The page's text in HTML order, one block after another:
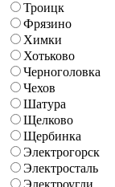
Троицк
Фрязино
Химки
Хотьково
Черноголовка
Чехов
Шатура
Щелково
Щербинка
Электрогорск
Электросталь